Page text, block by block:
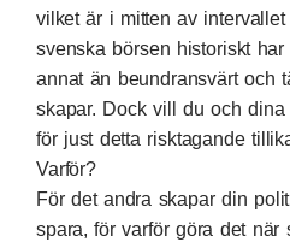
vilket är i mitten av
svenska börsen historiskt
annat än beundransvärt och
skapar. Dock vill du och dina
för just detta risktagande
Varför?
För det andra skapar din
spara, för varför göra det när